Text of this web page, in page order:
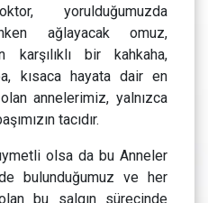
yorulduğumuzda
ağlayacak omuz,
bir kahkaha,
kısaca hayata dair en
annelerimiz, yalnızca
tacıdır.
olsa da bu Anneler
bulunduğumuz ve her
bu salgın sürecinde